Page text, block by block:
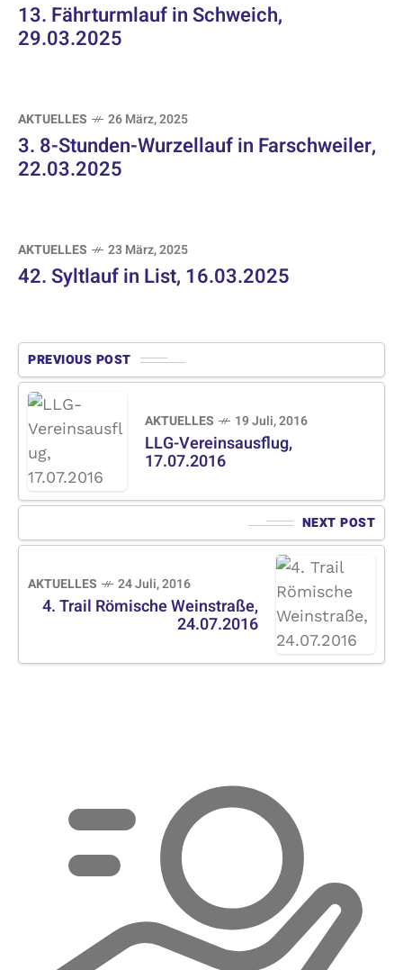
13. Fährturmlauf in Schweich,
29.03.2025
AKTUELLES 26 März, 2025
3. 8-Stunden-Wurzellauf in Farschweiler,
22.03.2025
AKTUELLES 23 März, 2025
42. Syltlauf in List, 16.03.2025
PREVIOUS POST
AKTUELLES 19 Juli, 2016
LLG-Vereinsausflug,
17.07.2016
NEXT POST
AKTUELLES 24 Juli, 2016
4. Trail Römische Weinstraße,
24.07.2016